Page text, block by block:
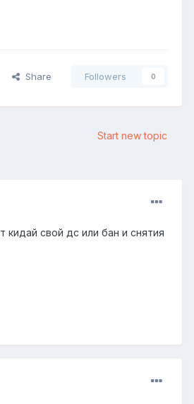
Share Followers 0
Start new topic
кидай свой дс или бан и снятия